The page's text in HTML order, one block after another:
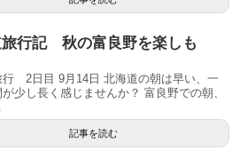
行記 秋の富良野を楽しも
行 2日目 9月14日 北海道の朝は早い、一
が少し長く感じませんか？ 富良野での朝、
記事を読む